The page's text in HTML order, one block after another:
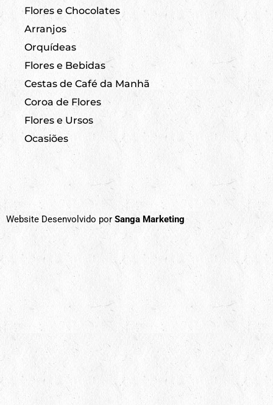
Flores e Chocolates
Arranjos
Orquídeas
Flores e Bebidas
Cestas de Café da Manhã
Coroa de Flores
Flores e Ursos
Ocasiões
Website Desenvolvido por Sanga Marketing